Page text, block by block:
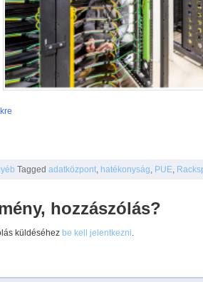
Tagged adatközpont, hatékonyság PUE,
hozzászólás?
küldéséhez be kell jelentkezni.